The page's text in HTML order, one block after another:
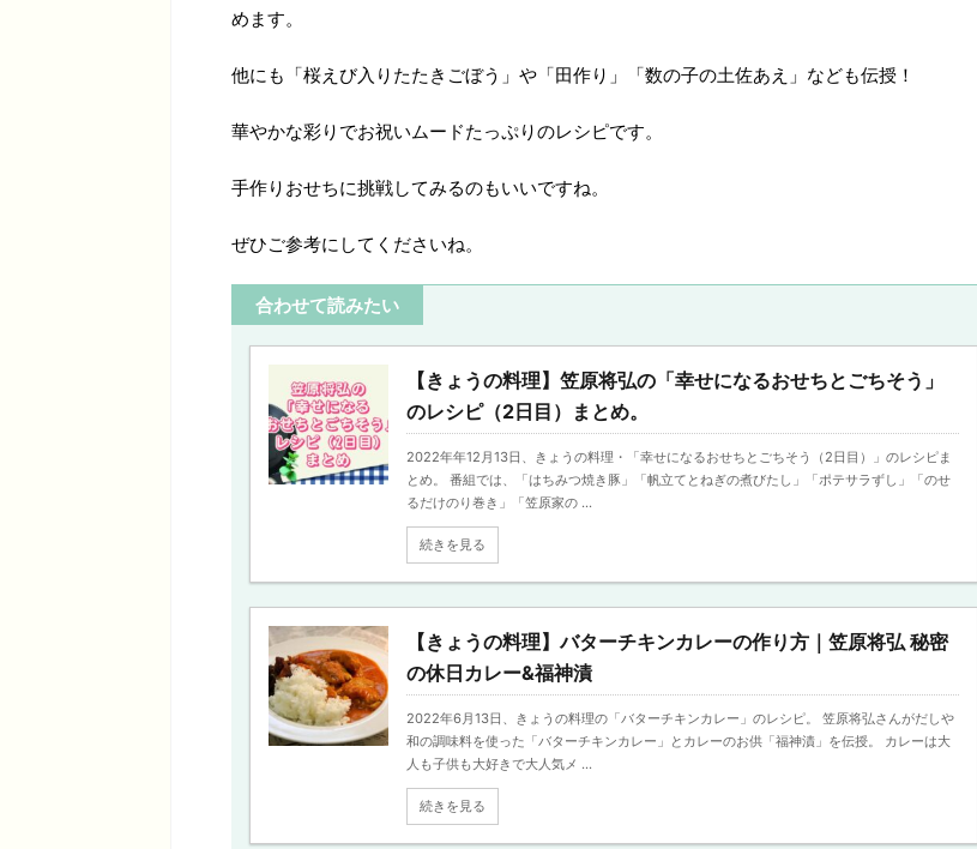
めます。
他にも「桜えび入りたたきごぼう」や「田作り」「数の子の土佐あえ」なども伝授！
華やかな彩りでお祝いムードたっぷりのレシピです。
手作りおせちに挑戦してみるのもいいですね。
ぜひご参考にしてくださいね。
合わせて読みたい
【きょうの料理】笠原将弘の「幸せになるおせちとごちそう」
のレシピ（2日目）まとめ。
2022年年12月13日、きょうの料理・「幸せになるおせちとごちそう（2日目）」のレシピま
とめ。 番組では、「はちみつ焼き豚」「帆立てとねぎの煮びたし」「ポテサラずし」「のせ
るだけのり巻き」「笠原家の ...
続きを見る
【きょうの料理】バターチキンカレーの作り方｜笠原将弘 秘密
の休日カレー&福神漬
2022年6月13日、きょうの料理の「バターチキンカレー」のレシピ。 笠原将弘さんがだしや
和の調味料を使った「バターチキンカレー」とカレーのお供「福神漬」を伝授。 カレーは大
人も子供も大好きで大人気メ ...
続きを見る